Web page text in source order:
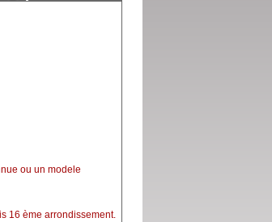
ou un modele
16 ème arrondissement.